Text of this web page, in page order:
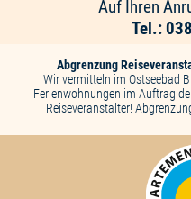
Auf Ihren
Tel.:
Abgrenzung
Wir vermitteln im Ostseebad
Ferienwohnungen im Auftrag
Reiseveranstalter!